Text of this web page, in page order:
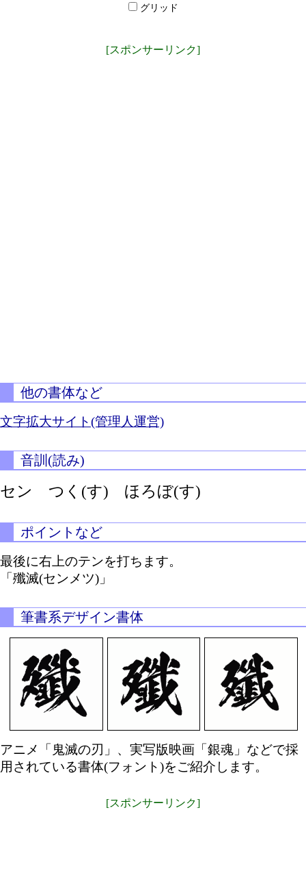
グリッド
[スポンサーリンク]
他の書体など
文字拡大サイト(管理人運営)
音訓(読み)
セン つく(す) ほろぼ(す)
ポイントなど
最後に右上のテンを打ちます。
「殲滅(センメツ)」
筆書系デザイン書体
アニメ「鬼滅の刃」、実写版映画「銀魂」などで採
用されている書体(フォント)をご紹介します。
[スポンサーリンク]